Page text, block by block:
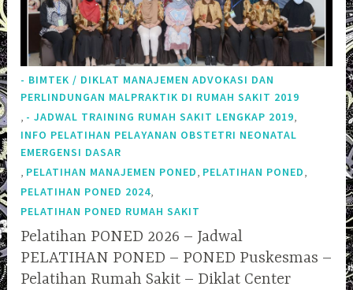
- BIMTEK / DIKLAT MANAJEMEN ADVOKASI DAN
PERLINDUNGAN MALPRAKTIK DI RUMAH SAKIT 2019
, - JADWAL TRAINING RUMAH SAKIT LENGKAP 2019,
INFO PELATIHAN PELAYANAN OBSTETRI NEONATAL
EMERGENSI DASAR
, PELATIHAN MANAJEMEN PONED, PELATIHAN PONED,
PELATIHAN PONED 2024,
PELATIHAN PONED RUMAH SAKIT
Pelatihan PONED 2026 – Jadwal
PELATIHAN PONED – PONED Puskesmas –
Pelatihan Rumah Sakit – Diklat Center